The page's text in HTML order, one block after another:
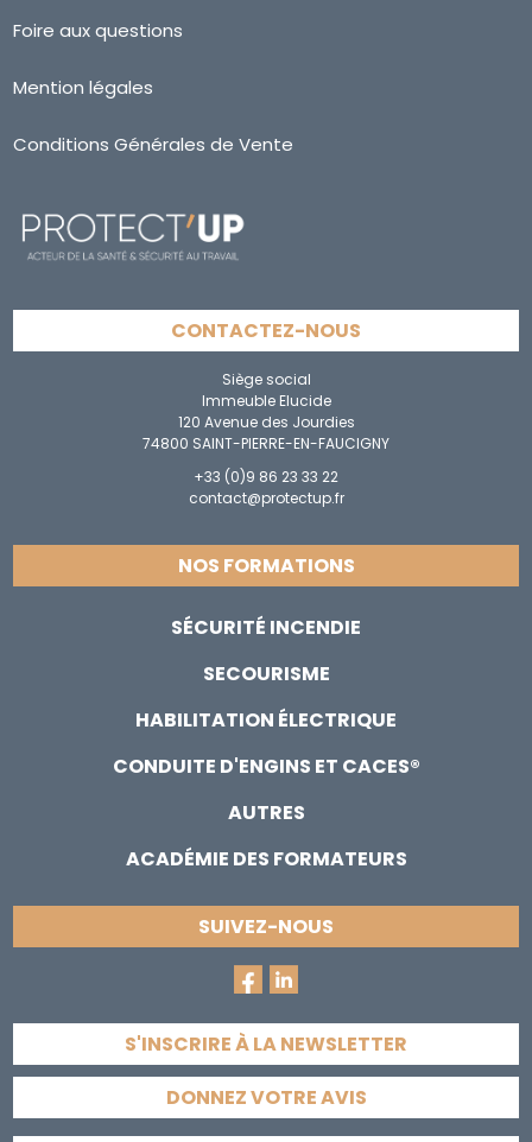
Foire aux questions
Mention légales
Conditions Générales de Vente
CONTACTEZ-NOUS
Siège social
Immeuble Elucide
120 Avenue des Jourdies
74800 SAINT-PIERRE-EN-FAUCIGNY
+33 (0)9 86 23 33 22
contact@protectup.fr
NOS FORMATIONS
SÉCURITÉ INCENDIE
SECOURISME
HABILITATION ÉLECTRIQUE
CONDUITE D'ENGINS ET CACES®
AUTRES
ACADÉMIE DES FORMATEURS
SUIVEZ-NOUS
S'INSCRIRE À LA NEWSLETTER
DONNEZ VOTRE AVIS